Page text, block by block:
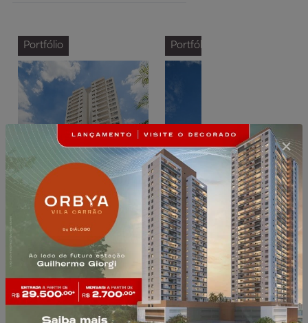
Portfólio
Vila Formosa
Momento Boulevard
Club
Portfólio
Vila Formosa
Harmonia
Residencial